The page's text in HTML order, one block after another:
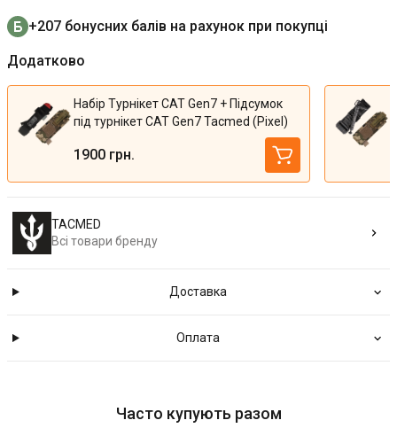
+207 бонусних балів на рахунок при покупці
Додатково
Набір Турнікет CAT Gen7 + Підсумок
під турнікет CAT Gen7 Tacmed (Pixel)
1900 грн.
TACMED
Всі товари бренду
Доставка
Оплата
Часто купують разом